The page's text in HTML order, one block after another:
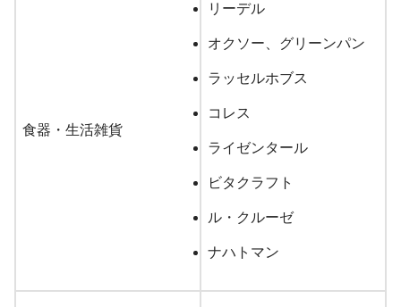
食器・生活雑貨
リーデル
オクソー、グリーンパン
ラッセルホブス
コレス
ライゼンタール
ビタクラフト
ル・クルーゼ
ナハトマン